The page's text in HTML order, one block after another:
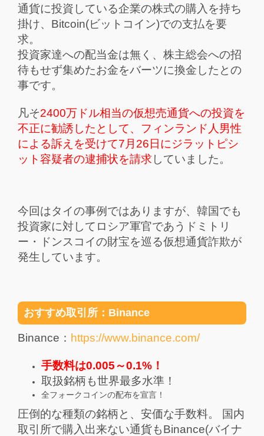
通貨に投資している企業の株式の購入を持ち
掛け、Bitcoin(ビットコイン)での支払を要
求。
投資家達への配当金は無く、株主総会への招
待もせず集めたお金をバーツに換金したとの
事です。
凡そ2400万ドル相当の仮想売通貨への投資を
不正に勧誘したとして、フィンランド人男性
による訴えを受けて7月26日にジラットピシ
ット容疑者の逮捕状を請求 していました。
今回はタイの事例ではありますが、韓国でも
投資家に対してロシア軍官であうドミトリ
ー・ドンスコイの財宝を巡る仮想通貨詐欺が
発生しています。
おすすめ取引所：Binance
Binance： https://www.binance.com/
手数料は0.005～0.1%！
取扱銘柄も世界最多水準！
全フォークコインの配布を宣言！
圧倒的な種類の銘柄と、安価な手数料。 国内
取引所で購入出来ない通貨もBinance(バイナ